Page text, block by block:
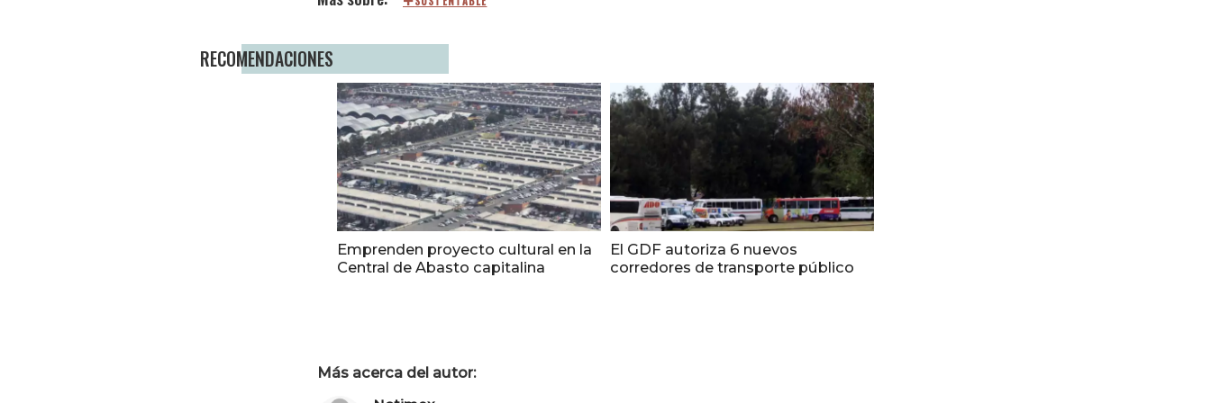
RECOMENDACIONES
Emprenden proyecto cultural en la
Central de Abasto capitalina
El GDF autoriza 6 nuevos
corredores de transporte público
Más acerca del autor: